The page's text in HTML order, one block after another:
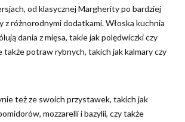
od klasycznej Margherity po bardziej
różnorodnymi dodatkami. Włoska kuchnia
dania z mięsa, takie jak polędwiczki czy
także potraw rybnych, takich jak kalmary czy
też ze swoich przystawek, takich jak
mozzarelli i bazylii, czy także